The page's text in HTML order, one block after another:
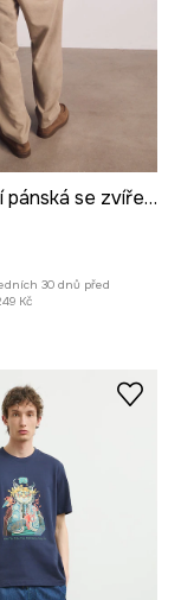
Mikina s kapucí pánská se zvířecím vzorem z kolekce Kit Mizeres x Medicine
30 dnů před
Kč